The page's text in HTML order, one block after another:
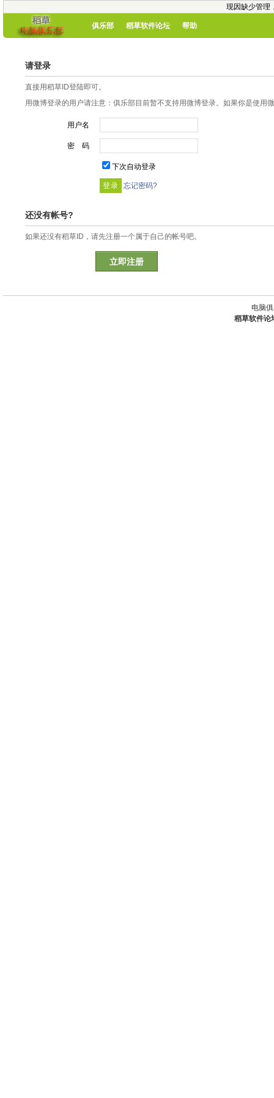
现因缺少管理
俱乐部 稻草软件论坛 帮助
请登录
直接用稻草ID登陆即可。
用微博登录的用户请注意：俱乐部目前暂不支持用微博登录。如果你是使用
用户名
密 码
下次自动登录
忘记密码?
还没有帐号?
如果还没有稻草ID，请先注册一个属于自己的帐号吧。
立即注册
电脑
稻草软件论